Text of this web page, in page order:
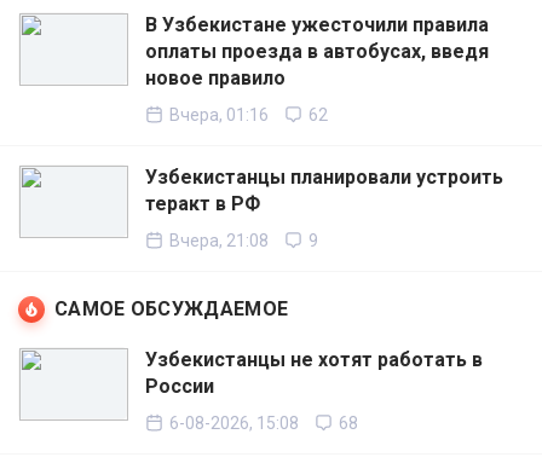
В Узбекистане ужесточили правила
оплаты проезда в автобусах, введя
новое правило
Вчера, 01:16 62
Узбекистанцы планировали устроить
теракт в РФ
Вчера, 21:08 9
САМОЕ ОБСУЖДАЕМОЕ
Узбекистанцы не хотят работать в
России
6-08-2026, 15:08 68